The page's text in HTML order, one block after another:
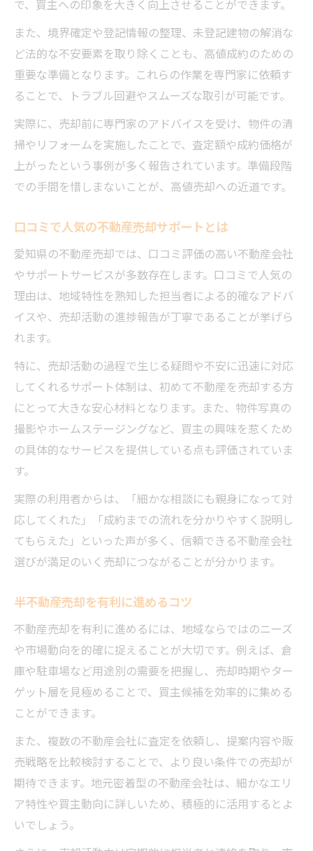
モジュール戦略で売却効率アップを実現
不動産売却×モジュールの成功事例
賃貸や倉庫物件への応用と売却の幅広さ
納得の売却価格を目指す実践ヒント
不動産売却で査定価格を上げる工夫
口コミ活用で信頼性の高い売却先を見極め
賃貸需要と売却タイミングの見極め方
倉庫や駐車場物件の売却ポイント解説
不動産売却で失敗しないための実践例紹介
で、買主への印象を大きく向上させることができます。
また、境界確定や登記情報の整理、未登記建物の解消な
ど法的な不安要素を取り除くことも、高値成約のための
重要な準備となります。これらの作業を専門家に依頼す
ることで、トラブル回避やスムーズな取引が可能です。
実際に、売却前に専門家のアドバイスを受け、物件の清
掃やリフォームを実施したことで、査定額や成約価格が
上がったという事例が多く報告されています。準備段階
での手間を惜しまないことが、高値売却への近道です。
口コミで人気の不動産売却サポートとは
愛知県の不動産売却では、口コミ評価の高い不動産会社
やサポートサービスが多数存在します。口コミで人気の
理由は、地域特性を熟知した担当者による的確なアドバ
イスや、売却活動の進捗報告が丁寧であることが挙げら
れます。
特に、売却活動の過程で生じる疑問や不安に迅速に対応
してくれるサポート体制は、初めて不動産を売却する方
にとって大きな安心材料となります。また、物件写真の
撮影やホームステージングなど、買主の興味を惹くため
の具体的なサービスを提供している点も評価されていま
す。
実際の利用者からは、「細かな相談にも親身になって対
応してくれた」「成約までの流れを分かりやすく説明し
てもらえた」といった声が多く、信頼できる不動産会社
選びが満足のいく売却につながることが分かります。
半不動産売却を有利に進めるコツ
不動産売却を有利に進めるには、地域ならではのニーズ
や市場動向を的確に捉えることが大切です。例えば、倉
庫や駐車場など用途別の需要を把握し、売却時期やター
ゲット層を見極めることで、買主候補を効率的に集める
ことができます。
また、複数の不動産会社に査定を依頼し、提案内容や販
売戦略を比較検討することで、より良い条件での売却が
期待できます。地元密着型の不動産会社は、細かなエリ
ア特性や買主動向に詳しいため、積極的に活用するとよ
いでしょう。